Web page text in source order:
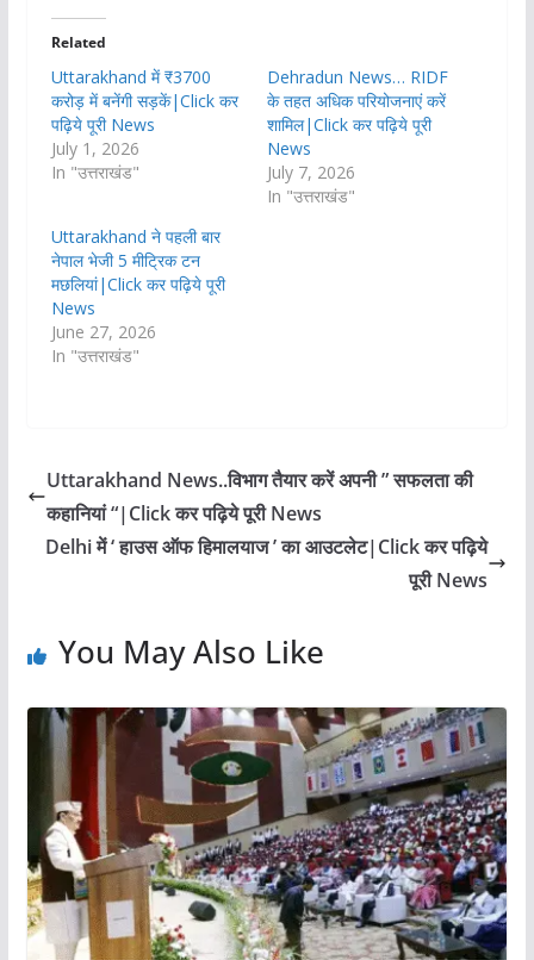
Related
Uttarakhand में ₹3700
करोड़ में बनेंगी सड़कें|Click कर
पढ़िये पूरी News
July 1, 2026
In "उत्तराखंड"
Dehradun News… RIDF
के तहत अधिक परियोजनाएं करें
शामिल|Click कर पढ़िये पूरी
News
July 7, 2026
In "उत्तराखंड"
Uttarakhand ने पहली बार
नेपाल भेजी 5 मीट्रिक टन
मछलियां|Click कर पढ़िये पूरी
News
June 27, 2026
In "उत्तराखंड"
Uttarakhand News..विभाग तैयार करें अपनी ” सफलता की
कहानियां “|Click कर पढ़िये पूरी News
Delhi में ‘ हाउस ऑफ हिमालयाज ’ का आउटलेट|Click कर पढ़िये
पूरी News
You May Also Like